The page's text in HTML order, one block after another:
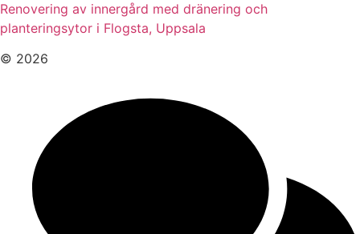
Renovering av innergård med dränering och
planteringsytor i Flogsta, Uppsala
© 2026